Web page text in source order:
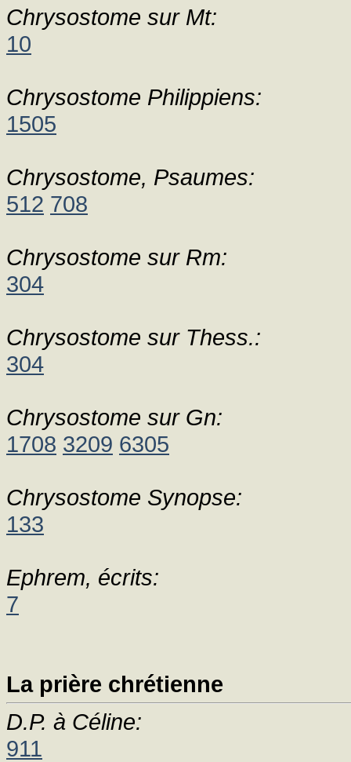
Chrysostome sur Mt:
10
Chrysostome Philippiens:
1505
Chrysostome, Psaumes:
512 708
Chrysostome sur Rm:
304
Chrysostome sur Thess.:
304
Chrysostome sur Gn:
1708 3209 6305
Chrysostome Synopse:
133
Ephrem, écrits:
7
La prière chrétienne
D.P. à Céline:
911